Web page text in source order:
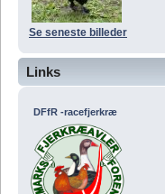
Se seneste billeder
Links
DFfR -racefjerkræ